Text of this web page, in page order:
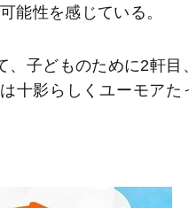
能性を感じている。
子どものために2軒目、
十影らしくユーモアた